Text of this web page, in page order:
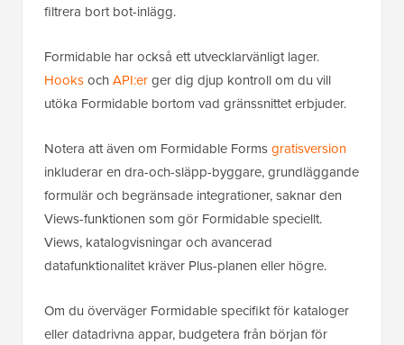
filtrera bort bot-inlägg.
Formidable har också ett utvecklarvänligt lager.
HooksochAPI:erger dig djup kontroll om du vill
utöka Formidable bortom vad gränssnittet erbjuder.
Notera att även om Formidable Formsgratisversion
inkluderar en dra-och-släpp-byggare, grundläggande
formulär och begränsade integrationer, saknar den
Views-funktionen som gör Formidable speciellt.
Views, katalogvisningar och avancerad
datafunktionalitet kräver Plus-planen eller högre.
Om du överväger Formidable specifikt för kataloger
eller datadrivna appar, budgetera från början för